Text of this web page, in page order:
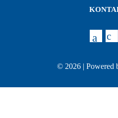
© 2026 | Powered